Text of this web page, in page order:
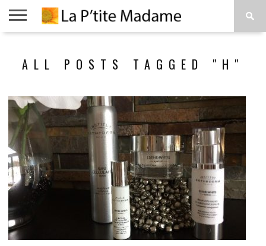
DE
VIVRE
PROPOS
ALL POSTS TAGGED "H"